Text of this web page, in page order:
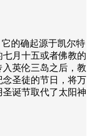
的确起源于凯尔特
月十五或者佛教的
英伦三岛之后，教
圣徒的节日，将万
诞节取代了太阳神